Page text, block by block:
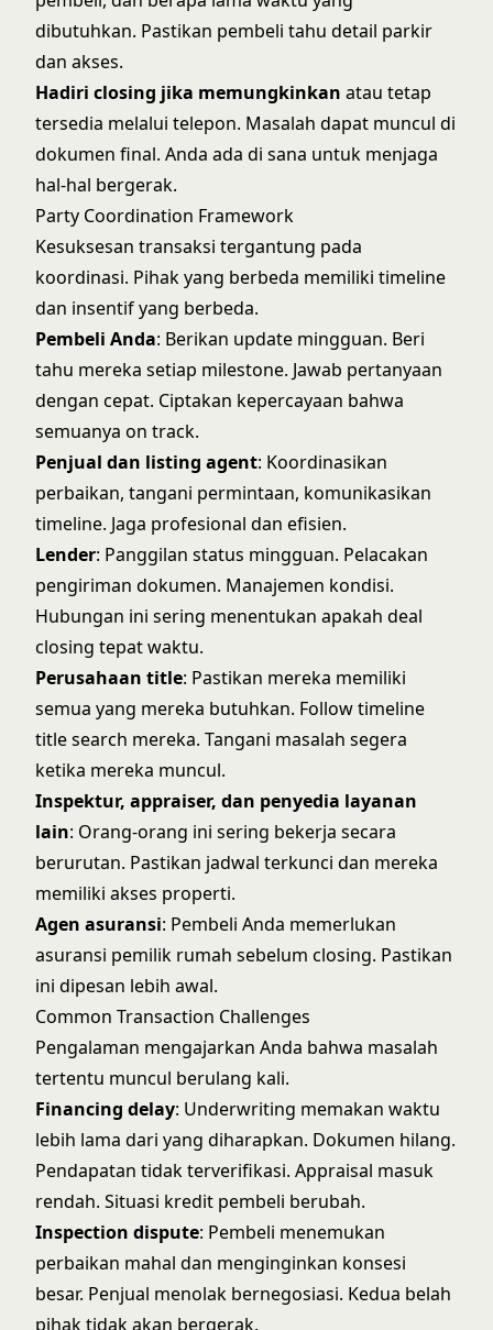
dibutuhkan. Pastikan pembeli tahu detail parkir
dan akses.
Hadiri closing jika memungkinkan atau tetap
tersedia melalui telepon. Masalah dapat muncul di
dokumen final. Anda ada di sana untuk menjaga
hal-hal bergerak.
Party Coordination Framework
Kesuksesan transaksi tergantung pada
koordinasi. Pihak yang berbeda memiliki timeline
dan insentif yang berbeda.
Pembeli Anda: Berikan update mingguan. Beri
tahu mereka setiap milestone. Jawab pertanyaan
dengan cepat. Ciptakan kepercayaan bahwa
semuanya on track.
Penjual dan listing agent: Koordinasikan
perbaikan, tangani permintaan, komunikasikan
timeline. Jaga profesional dan efisien.
Lender: Panggilan status mingguan. Pelacakan
pengiriman dokumen. Manajemen kondisi.
Hubungan ini sering menentukan apakah deal
closing tepat waktu.
Perusahaan title: Pastikan mereka memiliki
semua yang mereka butuhkan. Follow timeline
title search mereka. Tangani masalah segera
ketika mereka muncul.
Inspektur, appraiser, dan penyedia layanan
lain: Orang-orang ini sering bekerja secara
berurutan. Pastikan jadwal terkunci dan mereka
memiliki akses properti.
Agen asuransi: Pembeli Anda memerlukan
asuransi pemilik rumah sebelum closing. Pastikan
ini dipesan lebih awal.
Common Transaction Challenges
Pengalaman mengajarkan Anda bahwa masalah
tertentu muncul berulang kali.
Financing delay: Underwriting memakan waktu
lebih lama dari yang diharapkan. Dokumen hilang.
Pendapatan tidak terverifikasi. Appraisal masuk
rendah. Situasi kredit pembeli berubah.
Inspection dispute: Pembeli menemukan
perbaikan mahal dan menginginkan konsesi
besar. Penjual menolak bernegosiasi. Kedua belah
pihak tidak akan bergerak.